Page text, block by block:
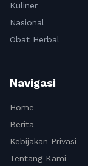
Kuliner
Nasional
Obat Herbal
Navigasi
Home
Berita
Kebijakan Privasi
Tentang Kami